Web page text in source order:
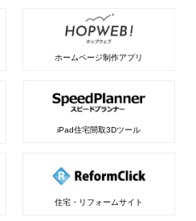
ホームページ制作アプリ
iPad住宅間取3Dツール
住宅・リフォームサイト